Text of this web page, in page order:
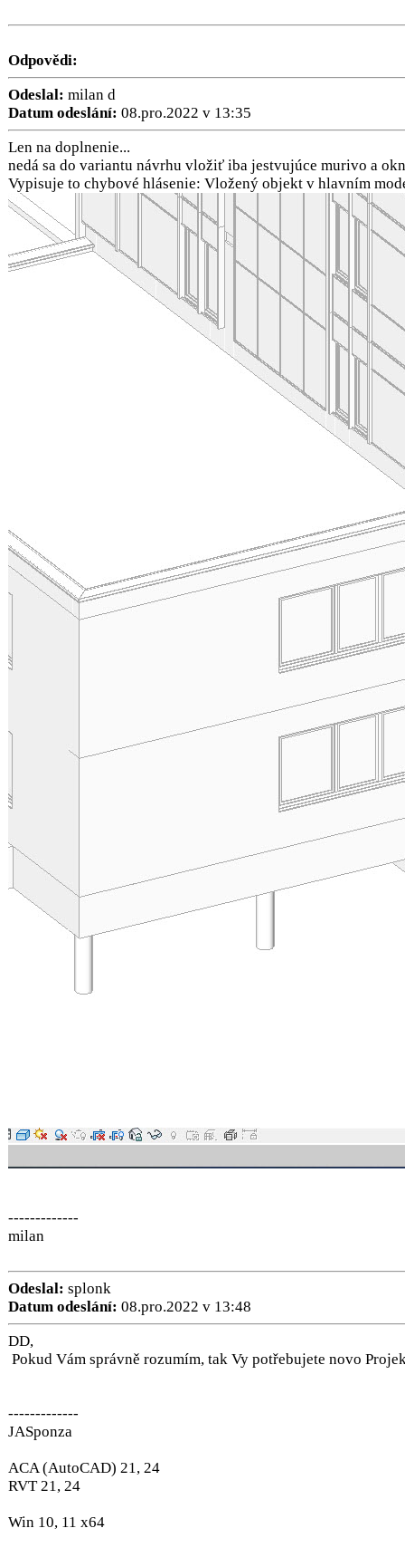
Odpovědi:
Odeslal: milan d
Datum odeslání: 08.pro.2022 v 13:35
Len na doplnenie...
nedá sa do variantu návrhu vložiť iba jestvujúce murivo a
Vypisuje to chybové hlásenie: Vložený objekt v hlavním
-------------
milan
Odeslal: splonk
Datum odeslání: 08.pro.2022 v 13:48
DD,
Pokud Vám správně rozumím, tak Vy potřebujete novo
-------------
JASponza
ACA (AutoCAD) 21, 24
RVT 21, 24
Win 10, 11 x64